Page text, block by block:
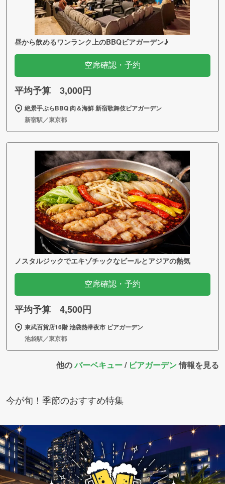
昼から飲めるワンランク上のBBQビアガーデン♪
空席確認・予約
平均予算 3,000円
絶景手ぶらBBQ 肉＆海鮮 新宿歌舞伎ビアガーデン
新宿駅／東京都
ノスタルジックでエキゾチックなビールとアジアの熱気
空席確認・予約
平均予算 4,500円
東武百貨店16階 池袋熱帯夜市 ビアガーデン
池袋駅／東京都
他のバーベキュー/ ビアガーデン情報を見る
今が旬！季節のおすすめ特集